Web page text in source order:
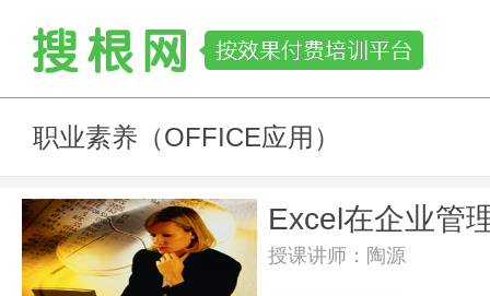
职业素养（OFFICE应用）
授课讲师：陶源